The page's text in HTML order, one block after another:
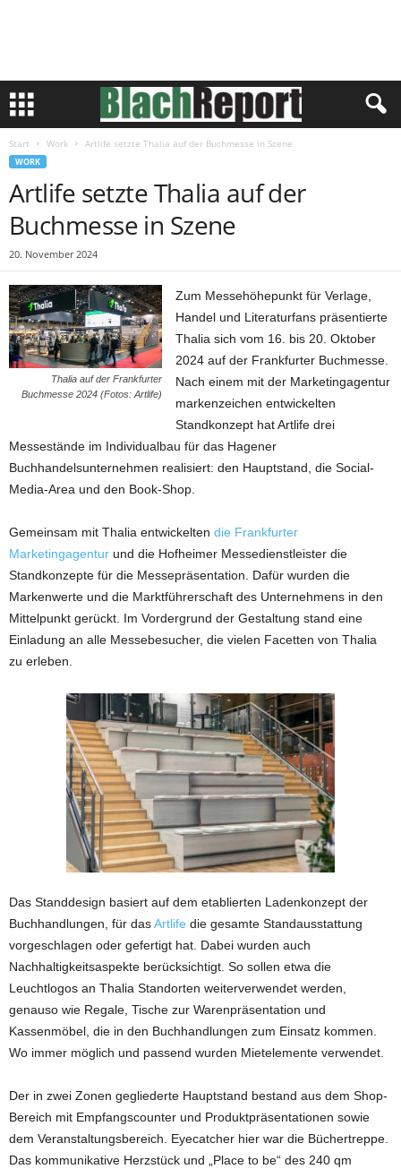
Start Work Artlife setzte Thalia auf der Buchmesse in Szene
WORK
Artlife setzte Thalia auf der
Buchmesse in Szene
20. November 2024
Thalia auf der Frankfurter
Buchmesse 2024 (Fotos: Artlife)
Zum Messehöhepunkt für Verlage,
Handel und Literaturfans präsentierte
Thalia sich vom 16. bis 20. Oktober
2024 auf der Frankfurter Buchmesse.
Nach einem mit der Marketingagentur
markenzeichen entwickelten
Standkonzept hat Artlife drei
Messestände im Individualbau für das Hagener
Buchhandelsunternehmen realisiert: den Hauptstand, die Social-
Media-Area und den Book-Shop.
Gemeinsam mit Thalia entwickelten die Frankfurter
Marketingagentur und die Hofheimer Messedienstleister die
Standkonzepte für die Messepräsentation. Dafür wurden die
Markenwerte und die Marktführerschaft des Unternehmens in den
Mittelpunkt gerückt. Im Vordergrund der Gestaltung stand eine
Einladung an alle Messebesucher, die vielen Facetten von Thalia
zu erleben.
Das Standdesign basiert auf dem etablierten Ladenkonzept der
Buchhandlungen, für dasArtlife die gesamte Standausstattung
vorgeschlagen oder gefertigt hat. Dabei wurden auch
Nachhaltigkeitsaspekte berücksichtigt. So sollen etwa die
Leuchtlogos an Thalia Standorten weiterverwendet werden,
genauso wie Regale, Tische zur Warenpräsentation und
Kassenmöbel, die in den Buchhandlungen zum Einsatz kommen.
Wo immer möglich und passend wurden Mietelemente verwendet.
Der in zwei Zonen gegliederte Hauptstand bestand aus dem Shop-
Bereich mit Empfangscounter und Produktpräsentationen sowie
dem Veranstaltungsbereich. Eyecatcher hier war die Büchertreppe.
Das kommunikative Herzstück und „Place to be“ des 240 qm